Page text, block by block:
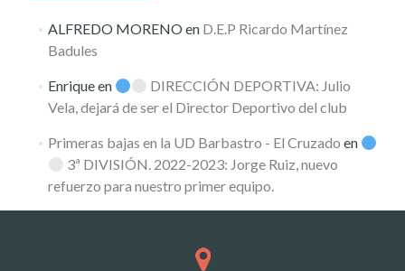
ALFREDO MORENOen D.E.P Ricardo Martínez
Badules
Enriqueen
DIRECCIÓN DEPORTIVA: Julio
Vela, dejará de ser el Director Deportivo del club
Primeras bajas en la UD Barbastro - El Cruzado en
3ª DIVISIÓN. 2022-2023: Jorge Ruiz, nuevo
refuerzo para nuestro primer equipo.